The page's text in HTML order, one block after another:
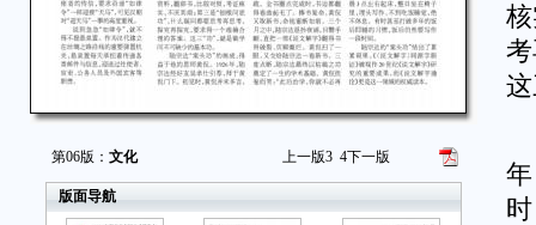
第06版： 文化 上一版3 4下一版
版面导航